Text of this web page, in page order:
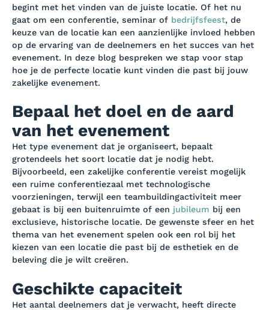
begint met het vinden van de juiste locatie. Of het nu
gaat om een conferentie, seminar of bedrijfsfeest, de
keuze van de locatie kan een aanzienlijke invloed hebben
op de ervaring van de deelnemers en het succes van het
evenement. In deze blog bespreken we stap voor stap
hoe je de perfecte locatie kunt vinden die past bij jouw
zakelijke evenement.
Bepaal het doel en de aard
van het evenement
Het type evenement dat je organiseert, bepaalt
grotendeels het soort locatie dat je nodig hebt.
Bijvoorbeeld, een zakelijke conferentie vereist mogelijk
een ruime conferentiezaal met technologische
voorzieningen, terwijl een teambuildingactiviteit meer
gebaat is bij een buitenruimte of een jubileum bij een
exclusieve, historische locatie. De gewenste sfeer en het
thema van het evenement spelen ook een rol bij het
kiezen van een locatie die past bij de esthetiek en de
beleving die je wilt creëren.
Geschikte capaciteit
Het aantal deelnemers dat je verwacht, heeft directe